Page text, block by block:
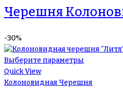
Черешня
-30%
Выберите параметры
Quick View
Колоновидная Черешня